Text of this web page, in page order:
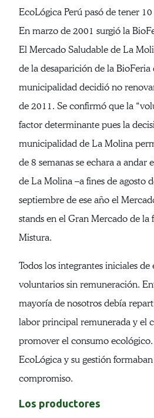
EcoLógica Perú pasó de tener
En marzo de 2001 surgió la
El Mercado Saludable de La
de la desaparición de la
municipalidad decidió no
de 2011. Se confirmó que la
factor determinante pues la
municipalidad de La Molina
de 8 semanas se echara a andar
de La Molina –a fines de agosto
septiembre de ese año el
stands en el Gran Mercado de la
Mistura.
Todos los integrantes iniciales
voluntarios sin remuneración.
mayoría de nosotros debía
labor principal remunerada y el
promover el consumo
EcoLógica y su gestión
compromiso.
Los productores